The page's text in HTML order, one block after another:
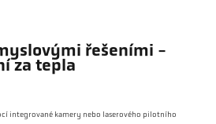
řešeními -
za tepla
integrované kamery nebo laserového pilotního